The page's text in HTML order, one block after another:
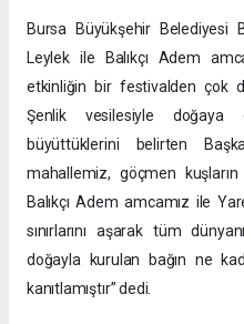
Bursa Büyükşehir Belediyesi
Leylek ile Balıkçı Adem
etkinliğin bir festivalden çok
Şenlik vesilesiyle doğaya
büyüttüklerini belirten
mahallemiz, göçmen
Balıkçı Adem amcamız ile
sınırlarını aşarak tüm
doğayla kurulan bağın ne
kanıtlamıştır” dedi.